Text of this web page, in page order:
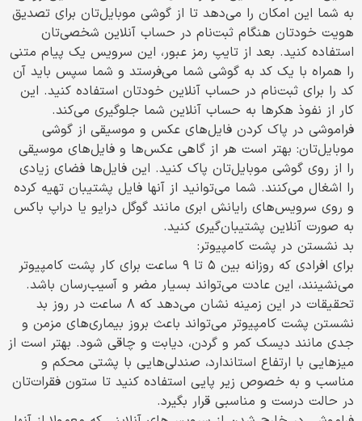
به شما این امکان را می‌دهد تا از گوشی موبایل‌تان برای تصدیق
هویت خودتان هنگام ثبت‌نام در حساب آنلاین شخصی‌تان
استفاده کنید. بعد از تایپ رمز عبور، این سرویس یک پیام متنی
را همراه با یک کد به گوشی شما می‌فرستد و شما سپس باید آن
کد را برای ثبت‌نام در حساب آنلاین خودتان استفاده کنید. این
کار از نفوذ هکرها به حساب آنلاین شما جلوگیری می‌کند.
فراموشی در پاک کردن فایل‌های عکس و موسیقی از گوشی
موبایل‌تان: بهتر است هر از گاهی عکس‌ها و فایل‌های موسیقی
را از روی گوشی موبایل‌تان پاک کنید. این فایل‌ها فضای زیادی
را اشغال می‌کنند. شما می‌توانید از آنها فایل پشتیبان تهیه کرده
و روی سرویس‌های رایانش ابری مانند گوگل درایو یا دراپ باکس
به صورت آنلاین پشتیبان‌گیری کنید.
بد نشستن در پشت کامپیوتر:
برای افرادی که روزانه بین ۵ تا ۹ ساعت برای کار پشت کامپیوتر
می‌نشینند، این عادت می‌تواند بسیار مضر و آسیب‌رسان باشد.
تحقیقات در این زمینه نشان می‌دهد که ۸ ساعت در روز بد
نشستن پشت کامپیوتر می‌تواند باعث بروز بیماری‌های مزمن و
جدی مانند دیسک کمر و گردن، دیابت و چاقی شود. بهتر است از
میزهایی با ارتفاع استاندارد، صندلی‌هایی با پشتی محکم و
مناسب و به خصوص زیر پایی استفاده کنید تا ستون فقرات‌تان
در حالت درست و مناسبی قرار بگیرد.